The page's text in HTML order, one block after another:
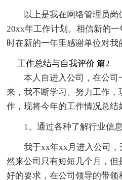
以上是我在网络管理员岗
20xx年工作计划。相信新的
时在新的一年里感谢单位对我
工作总结与自我评价 篇2
本人自进入公司，在公司
来，我不断学习、努力工作
作，现将今年的工作情况总结
1、通过各种了解行业信息
我于xx年xx月进入公司
然来公司只有短短几个月，
好的要求，在公司领导的带领